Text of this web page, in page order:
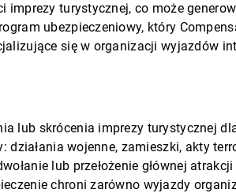
imprezy turystycznej, co może
ubezpieczeniowy, który
się w organizacji wyjazdów
lub skrócenia imprezy turystycznej
wojenne, zamieszki, akty
lub przełożenie głównej
chroni zarówno wyjazdy